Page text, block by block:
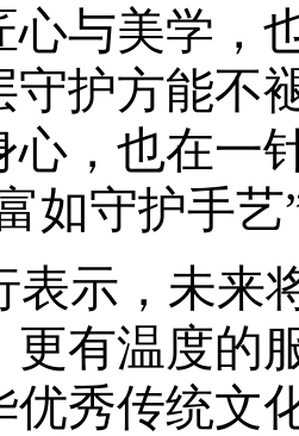
心与美学，
守护方能不
心，也在一
如守护手艺
表示，未来
更有温度的
优秀传统文